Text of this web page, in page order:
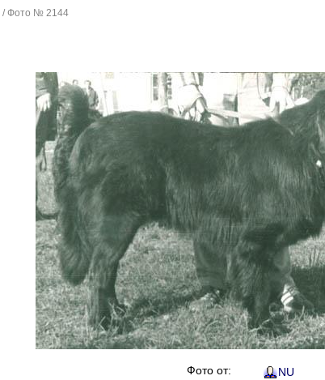
/ Фото № 2144
Фото от:
NU